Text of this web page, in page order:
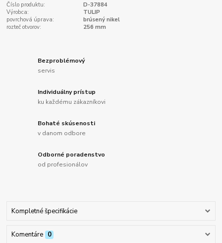
Číslo produktu:
D-37884
Výrobca:
TULIP
povrchová úprava:
brúsený nikel
rozteč otvorov:
256 mm
Bezproblémový
servis
Individuálny prístup
ku každému zákazníkovi
Bohaté skúsenosti
v danom odbore
Odborné poradenstvo
od profesionálov
Kompletné špecifikácie
Komentáre 0